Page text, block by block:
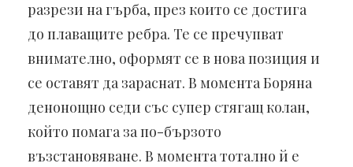
разрези на гърба, през които се достига
до плаващите ребра. Те се пречупват
внимателно, оформят се в нова позиция и
се оставят да зараснат. В момента Боряна
денонощно седи със супер стягащ колан,
който помага за по-бързото
възстановяване. В момента тотално й е